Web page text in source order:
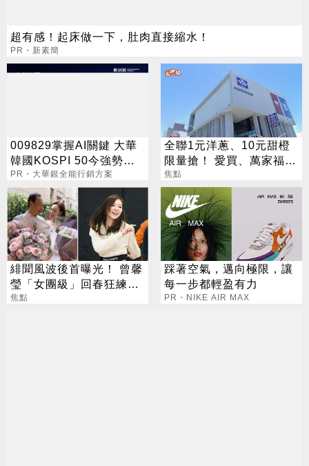
超有感！起床做一下，肚肉直接縮水！
PR・新素簡
009829掌握AI關鍵 大華
韓國KOSPI 50今強勢開
募
PR・大華銀全能行銷方案
全聯1元洋蔥、10元甜橙
限量搶！ 愛買、萬家福
「滿額9折」 中元優惠一
次看
焦點
緋聞風波後首曝光！ 曾馨
瑩「女團級」回春狂練舞
郭董獨自公園散步
焦點
踩著空氣，邁向極限，讓
每一步都輕盈有力
PR・NIKE AIR MAX